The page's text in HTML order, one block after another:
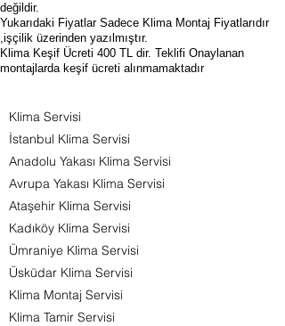
değildir.
Yukarıdaki Fiyatlar Sadece Klima Montaj Fiyatlarıdır
,işçilik üzerinden yazılmıştır.
Klima Keşif Ücreti 400 TL dir. Teklifi Onaylanan
montajlarda keşif ücreti alınmamaktadır
Klima Servisi
İstanbul Klima Servisi
Anadolu Yakası Klima Servisi
Avrupa Yakası Klima Servisi
Ataşehir Klima Servisi
Kadıköy Klima Servisi
Ümraniye Klima Servisi
Üsküdar Klima Servisi
Klima Montaj Servisi
Klima Tamir Servisi